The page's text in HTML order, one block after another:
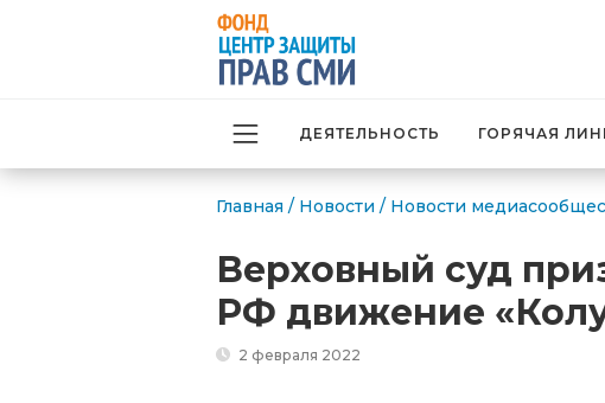
ДЕЯТЕЛЬНОСТЬ ГОРЯЧАЯ
Главная / Новости / Новости
Верховный суд
РФ движение
2 февраля 2022